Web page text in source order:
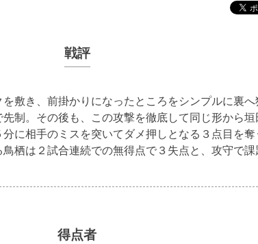
戦評
敷き、前掛かりになったところをシンプルに裏
制。その後も、この攻撃を徹底して同じ形から
に相手のミスを突いてダメ押しとなる３点目を
栖は２試合連続での無得点で３失点と、攻守で課
得点者